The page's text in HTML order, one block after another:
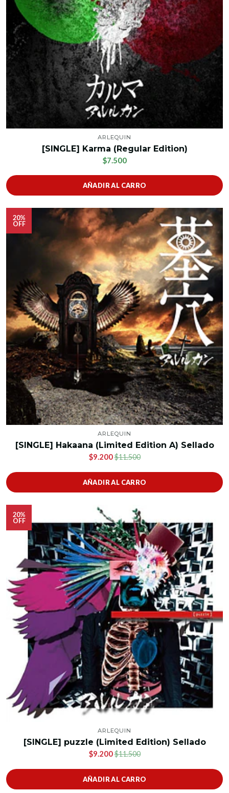
ARLEQUIN
[SINGLE] Karma (Regular Edition)
$7.500
AÑADIR AL CARRO
20%
OFF
ARLEQUIN
[SINGLE] Hakaana (Limited Edition A) Sellado
$9.200$11.500
AÑADIR AL CARRO
20%
OFF
ARLEQUIN
[SINGLE] puzzle (Limited Edition) Sellado
$9.200$11.500
AÑADIR AL CARRO